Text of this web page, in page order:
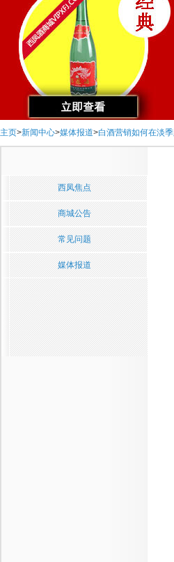
主页>新闻中心>媒体报道>白酒营销如何在淡
西凤焦点
商城公告
常见问题
媒体报道